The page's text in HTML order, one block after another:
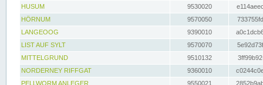
HUSUM
9530020
HÖRNUM
9570050
LANGEOOG
9390010
LIST AUF SYLT
9570070
MITTELGRUND
9510132
NORDERNEY RIFFGAT
9360010
PELLWORM ANLEGER
9550021